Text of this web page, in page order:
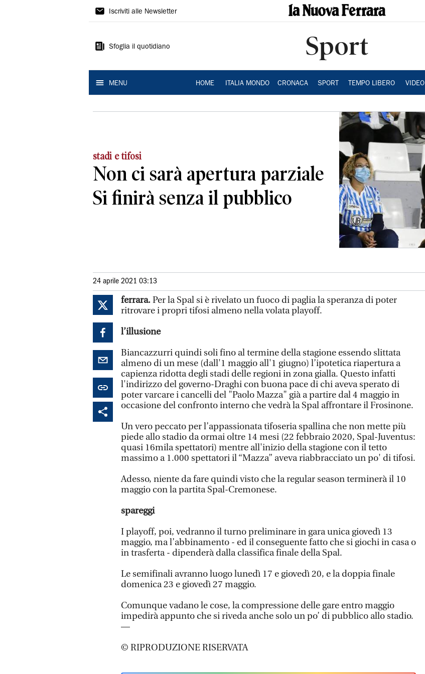
La
Ferrara
Iscriviti alle Newsletter
Sfoglia il quotidiano Sport
MENU HOME ITALIA MONDO CRONACA SPORT TEMPO LIBERO VIDEO
stadi e tifosi
Non ci sarà apertura parziale
Si finirà senza il pubblico
24 aprile 2021 03:13
ferrara.Per la Spal si è rivelato un fuoco di paglia la speranza di poter
ritrovare i propri tifosi almeno nella volata playoff.
l’illusione
Biancazzurri quindi soli fino al termine della stagione essendo slittata
almeno di un mese (dall'1 maggio all'1 giugno) l’ipotetica riapertura a
capienza ridotta degli stadi delle regioni in zona gialla. Questo infatti
l'indirizzo del governo-Draghi con buona pace di chi aveva sperato di
poter varcare i cancelli del "Paolo Mazza" già a partire dal 4 maggio in
occasione del confronto interno che vedrà la Spal affrontare il Frosinone.
Un vero peccato per l’appassionata tifoseria spallina che non mette più
piede allo stadio da ormai oltre 14 mesi (22 febbraio 2020, Spal-Juventus:
quasi 16mila spettatori) mentre all'inizio della stagione con il tetto
massimo a 1.000 spettatori il “Mazza” aveva riabbracciato un po' di tifosi.
Adesso, niente da fare quindi visto che la regular season terminerà il 10
maggio con la partita Spal-Cremonese.
spareggi
I playoff, poi, vedranno il turno preliminare in gara unica giovedì 13
maggio, ma l’abbinamento - ed il conseguente fatto che si giochi in casa o
in trasferta - dipenderà dalla classifica finale della Spal.
Le semifinali avranno luogo lunedì 17 e giovedì 20, e la doppia finale
domenica 23 e giovedì 27 maggio.
Comunque vadano le cose, la compressione delle gare entro maggio
impedirà appunto che si riveda anche solo un po’ di pubblico allo stadio.
—
© RIPRODUZIONE RISERVATA